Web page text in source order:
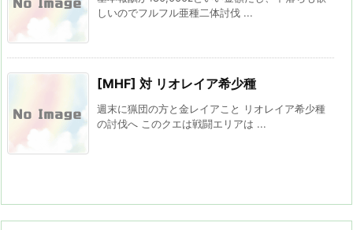
しいのでフルフル亜種二体討伐 ...
[MHF] 対 リオレイア希少種
週末に猟団の方と金レイアこと リオレイア希少種
の討伐へ このクエは戦闘エリアは ...